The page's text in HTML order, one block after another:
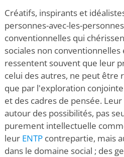
Créatifs, inspirants et
personnes-avec-les-
conventionnelles qui
sociales non
ressentent souvent que leur
celui des autres, ne peut être
que par l'exploration
et des cadres de pensée.
autour des possibilités, pas
purement intellectuelle
leur ENTP contrepartie, mais
dans le domaine social ; des